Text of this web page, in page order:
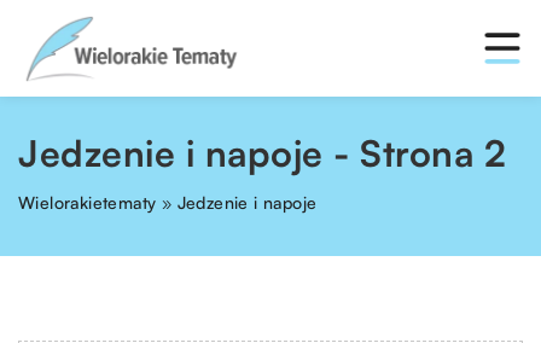
Jedzenie i napoje - Strona 2
Wielorakietematy » Jedzenie i napoje